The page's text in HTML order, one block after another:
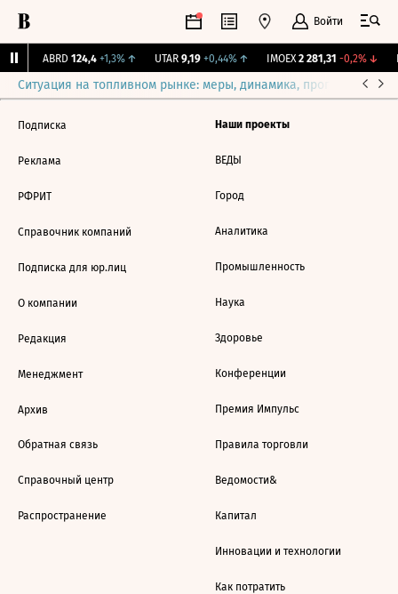
Войти
ABRD 124,4 +1,3%↑ UTAR 9,19 +0,44%↑ IMOEX 2 281,31 -0,2%↓
Ситуация на топливном рынке: меры, динамика, прогнозы
Подписка
Реклама
РФРИТ
Справочник компаний
Подписка для юр.лиц
О компании
Редакция
Менеджмент
Архив
Обратная связь
Справочный центр
Распространение
Наши проекты
ВЕДЫ
Город
Аналитика
Промышленность
Наука
Здоровье
Конференции
Премия Импульс
Правила торговли
Ведомости&
Капитал
Инновации и технологии
Как потратить